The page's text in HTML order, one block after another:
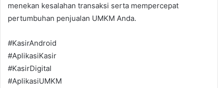
menekan kesalahan transaksi serta mempercepat
pertumbuhan penjualan UMKM Anda.
#KasirAndroid
#AplikasiKasir
#KasirDigital
#AplikasiUMKM